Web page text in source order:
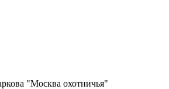
"Москва охотничья"